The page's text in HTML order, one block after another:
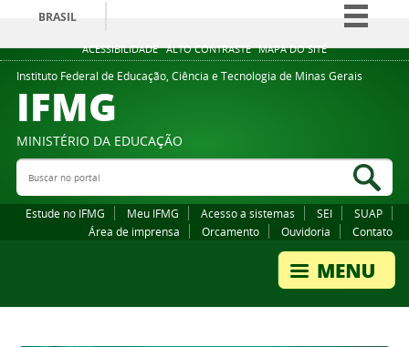
ACESSIBILIDADE ALTO CONTRASTE MAPA DO SITE
BRASIL
Simplifique!
Comunica BR
Legislação
Instituto Federal de Educação, Ciência e Tecnologia de Minas Gerais
IFMG
MINISTÉRIO DA EDUCAÇÃO
Buscar no portal
Estude no IFMG Meu IFMG Acesso a sistemas SEI
SUAP
Área de imprensa
Orcamento Ouvidoria Contato